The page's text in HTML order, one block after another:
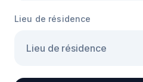
Lieu de résidence